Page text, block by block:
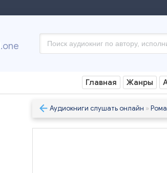
.one
Главная Жанры
Аудиокниги слушать онлайн »